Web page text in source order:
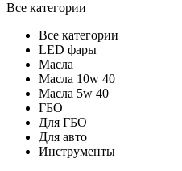
Все категории
Все категории
LED фары
Масла
Масла 10w 40
Масла 5w 40
ГБО
Для ГБО
Для авто
Инструменты